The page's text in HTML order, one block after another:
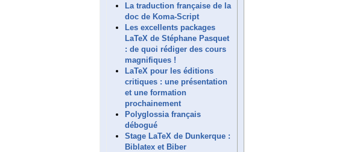
La traduction française de la
doc de Koma-Script
Les excellents packages
LaTeX de Stéphane Pasquet
: de quoi rédiger des cours
magnifiques !
LaTeX pour les éditions
critiques : une présentation
et une formation
prochainement
Polyglossia français
débogué
Stage LaTeX de Dunkerque :
Biblatex et Biber